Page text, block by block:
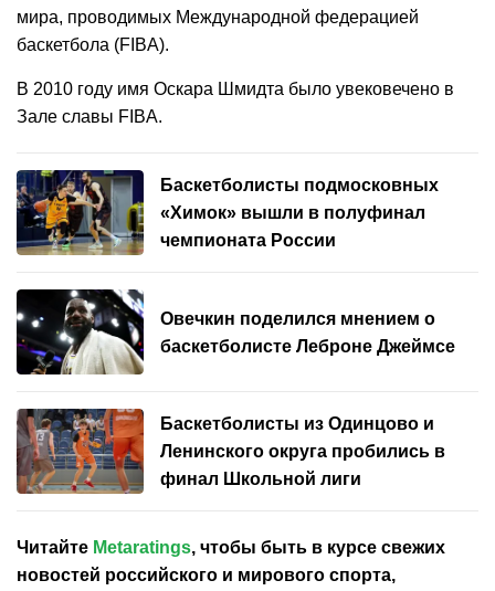
мира, проводимых Международной федерацией
баскетбола (FIBA).
В 2010 году имя Оскара Шмидта было увековечено в
Зале славы FIBA.
Баскетболисты подмосковных
«Химок» вышли в полуфинал
чемпионата России
Овечкин поделился мнением о
баскетболисте Леброне Джеймсе
Баскетболисты из Одинцово и
Ленинского округа пробились в
финал Школьной лиги
Читайте Metaratings, чтобы быть в курсе свежих
новостей российского и мирового спорта,